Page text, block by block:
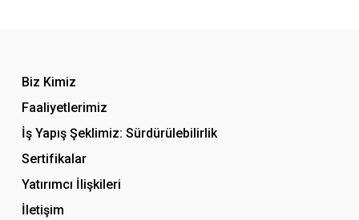
Biz Kimiz
Faaliyetlerimiz
İş Yapış Şeklimiz: Sürdürülebilirlik
Sertifikalar
Yatırımcı İlişkileri
İletişim